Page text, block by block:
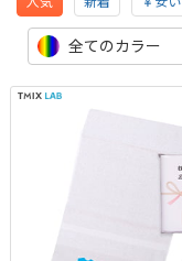
全てのカラー